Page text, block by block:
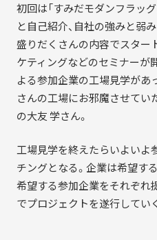
初回は「すみだモダンフラッ
と自己紹介、自社の強みと弱
盛りだくさんの内容でスター
ケティングなどのセミナーが
よる参加企業の工場見学があ
さんの工場にお邪魔させてい
の大友 学さん。
工場見学を終えたらいよいよ
チングとなる。企業は希望す
希望する参加企業をそれぞれ
でプロジェクトを遂行してい